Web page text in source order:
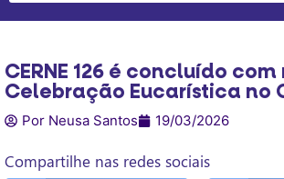
CERNE 126 é concluído
Celebração Eucarística no
Por Neusa Santos 19/03/2026
Compartilhe nas redes sociais